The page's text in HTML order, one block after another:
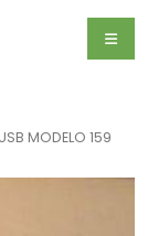
MODELO 159